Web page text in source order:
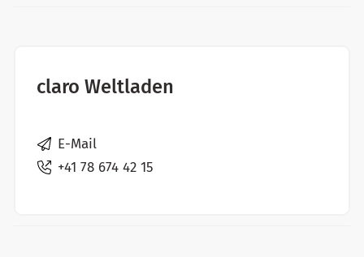
claro Weltladen
E-Mail
+41 78 674 42 15